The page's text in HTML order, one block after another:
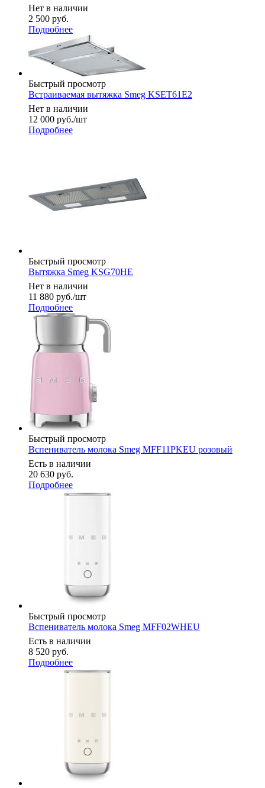
Нет в наличии
2 500 руб.
Подробнее
Быстрый просмотр
Встраиваемая вытяжка Smeg KSET61E2
Нет в наличии
12 000 руб./шт
Подробнее
Быстрый просмотр
Вытяжка Smeg KSG70HE
Нет в наличии
11 880 руб./шт
Подробнее
Быстрый просмотр
Вспениватель молока Smeg MFF11PKEU розовый
Есть в наличии
20 630 руб.
Подробнее
Быстрый просмотр
Вспениватель молока Smeg MFF02WHEU
Есть в наличии
8 520 руб.
Подробнее